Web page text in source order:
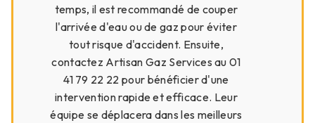
temps, il est recommandé de couper
l'arrivée d'eau ou de gaz pour éviter
tout risque d'accident. Ensuite,
contactez Artisan Gaz Services au 01
41 79 22 22 pour bénéficier d'une
intervention rapide et efficace. Leur
équipe se déplacera dans les meilleurs